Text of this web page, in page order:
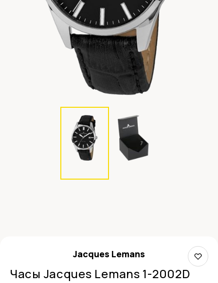
Jacques Lemans
Часы Jacques Lemans 1-2002D